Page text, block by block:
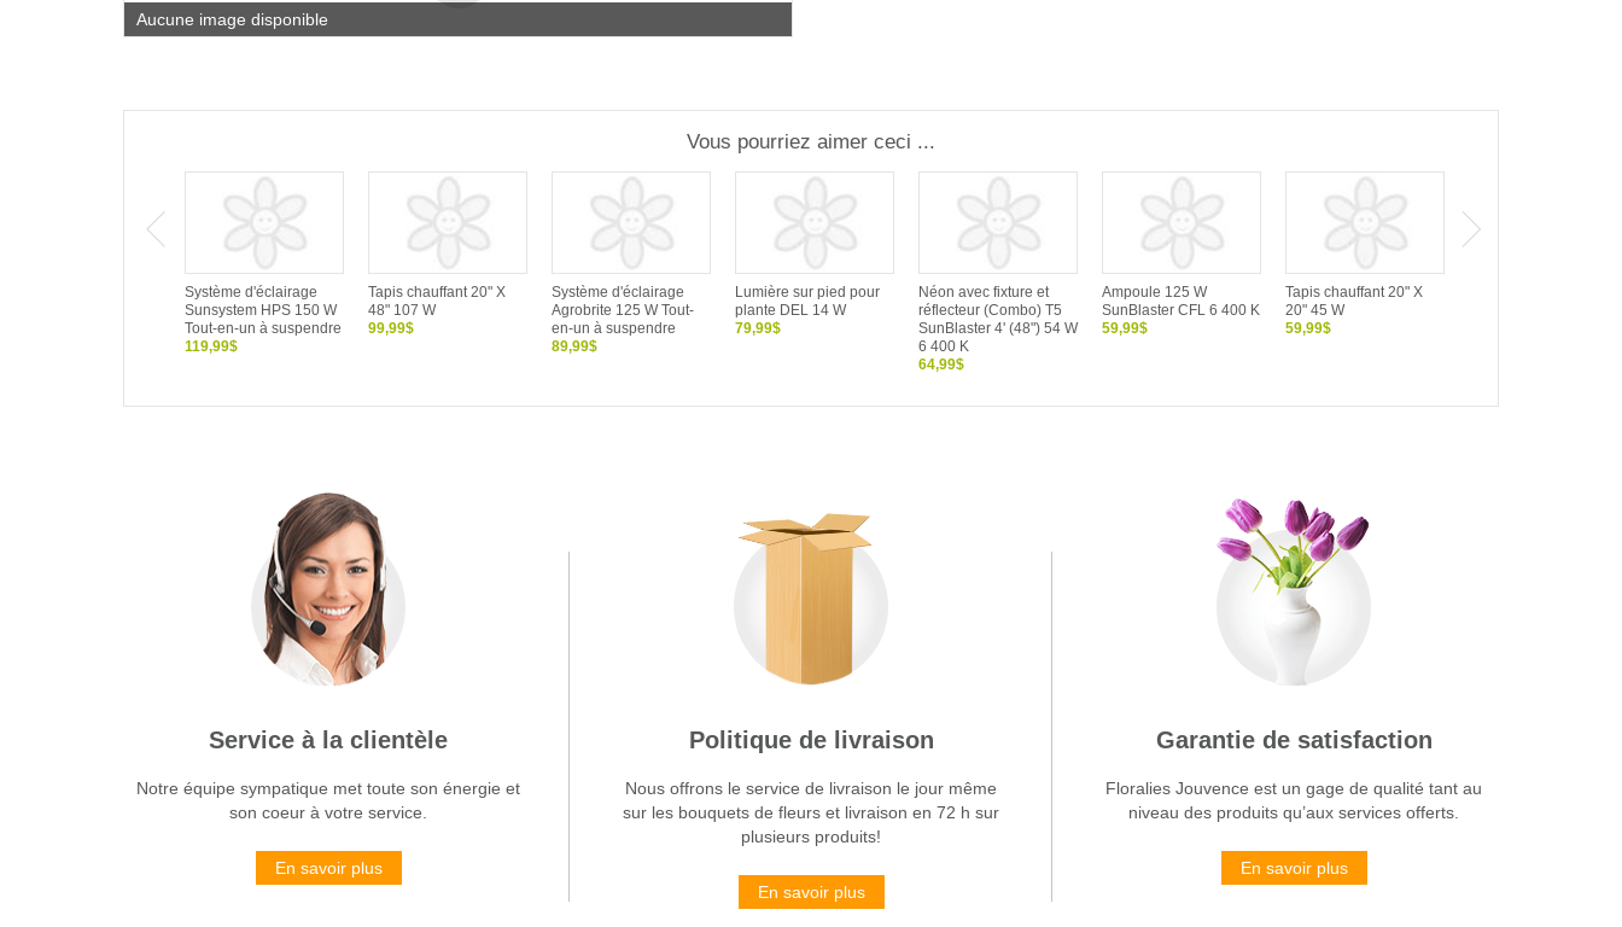
Aucune image disponible
Vous pourriez aimer ceci ...
Système d'éclairage
Sunsystem HPS 150 W
Tout-en-un à suspendre
119,99$
Tapis chauffant 20" X
48" 107 W
99,99$
Système d'éclairage
Agrobrite 125 W Tout-
en-un à suspendre
89,99$
Lumière sur pied pour
plante DEL 14 W
79,99$
Néon avec fixture et
réflecteur (Combo) T5
SunBlaster 4' (48") 54 W
6 400 K
64,99$
Ampoule 125 W
SunBlaster CFL 6 400 K
59,99$
Tapis chauffant 20" X
20" 45 W
59,99$
Service à la clientèle
Notre équipe sympatique met toute son énergie et
son coeur à votre service.
En savoir plus
Politique de livraison
Nous offrons le service de livraison le jour même
sur les bouquets de fleurs et livraison en 72 h sur
plusieurs produits!
En savoir plus
Garantie de satisfaction
Floralies Jouvence est un gage de qualité tant au
niveau des produits qu’aux services offerts.
En savoir plus